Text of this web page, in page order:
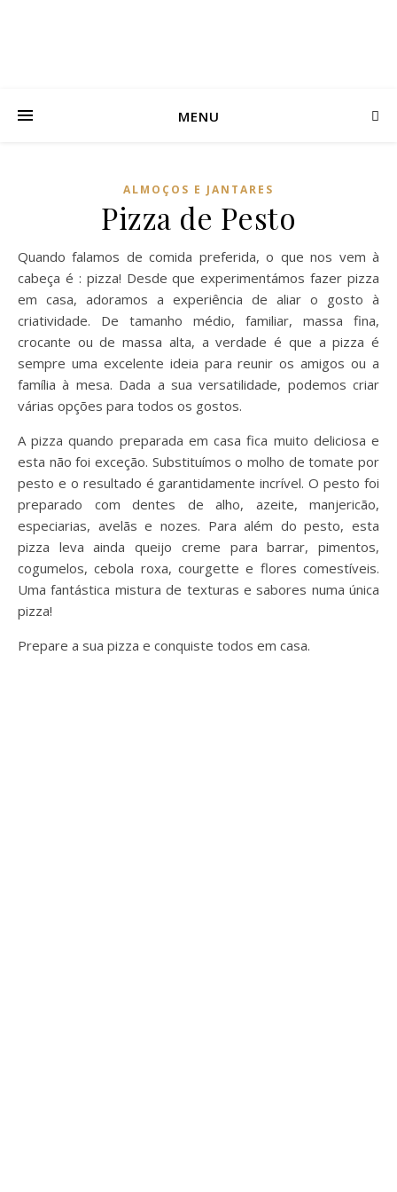
MENU
ALMOÇOS E JANTARES
Pizza de Pesto
Quando falamos de comida preferida, o que nos vem à
cabeça é : pizza! Desde que experimentámos fazer pizza
em casa, adoramos a experiência de aliar o gosto à
criatividade. De tamanho médio, familiar, massa fina,
crocante ou de massa alta, a verdade é que a pizza é
sempre uma excelente ideia para reunir os amigos ou a
família à mesa. Dada a sua versatilidade, podemos criar
várias opções para todos os gostos.
A pizza quando preparada em casa fica muito deliciosa e
esta não foi exceção. Substituímos o molho de tomate por
pesto e o resultado é garantidamente incrível. O pesto foi
preparado com dentes de alho, azeite, manjericão,
especiarias, avelãs e nozes. Para além do pesto, esta
pizza leva ainda queijo creme para barrar, pimentos,
cogumelos, cebola roxa, courgette e flores comestíveis.
Uma fantástica mistura de texturas e sabores numa única
pizza!
Prepare a sua pizza e conquiste todos em casa.